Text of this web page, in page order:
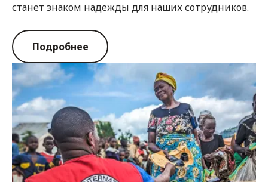
станет знаком надежды для наших сотрудников.
Подробнее